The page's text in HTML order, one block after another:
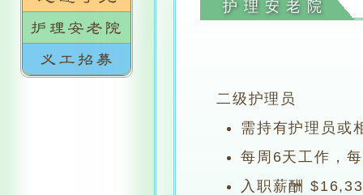
护理安老院
二级护理员
需持有护理员或
每周6天工作，
入职薪酬